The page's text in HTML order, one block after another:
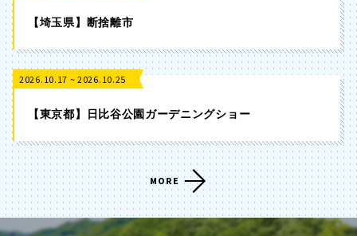
【埼玉県】断捨離市
2026.10.17 ~ 2026.10.25
【東京都】日比谷公園ガーデニングショー
MORE